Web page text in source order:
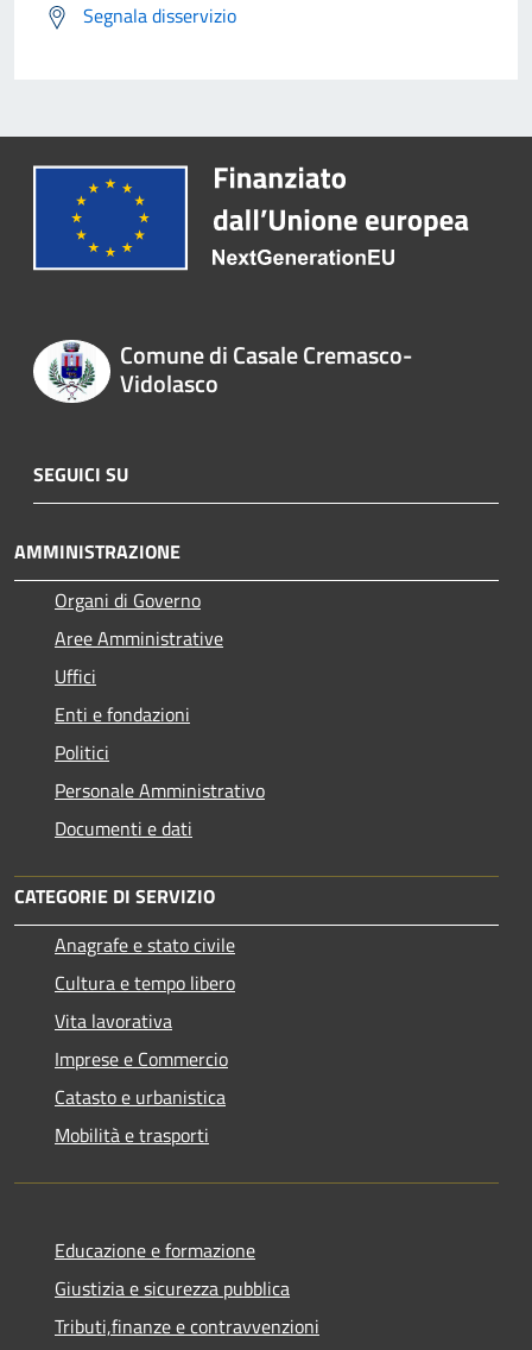
Segnala disservizio
Comune di Casale Cremasco-
Vidolasco
SEGUICI SU
AMMINISTRAZIONE
Organi di Governo
Aree Amministrative
Uffici
Enti e fondazioni
Politici
Personale Amministrativo
Documenti e dati
CATEGORIE DI SERVIZIO
Anagrafe e stato civile
Cultura e tempo libero
Vita lavorativa
Imprese e Commercio
Catasto e urbanistica
Mobilità e trasporti
Educazione e formazione
Giustizia e sicurezza pubblica
Tributi,finanze e contravvenzioni